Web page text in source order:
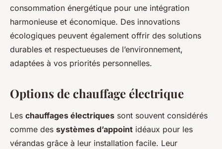
consommation énergétique pour une intégration
harmonieuse et économique. Des innovations
écologiques peuvent également offrir des solutions
durables et respectueuses de l’environnement,
adaptées à vos priorités personnelles.
Options de chauffage électrique
Les chauffages électriques sont souvent considérés
comme des systèmes d’appoint idéaux pour les
vérandas grâce à leur installation facile. Leur